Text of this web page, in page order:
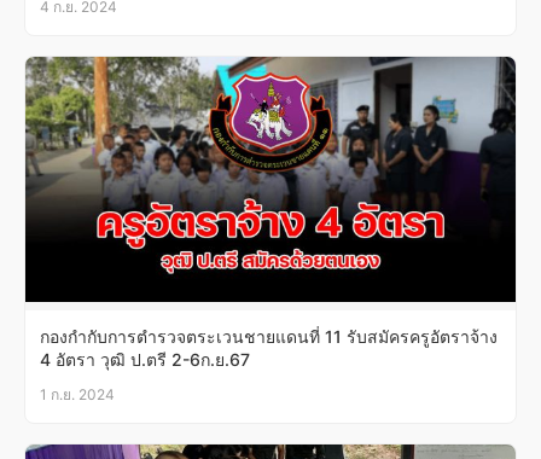
4 ก.ย. 2024
กองกำกับการตำรวจตระเวนชายแดนที่ 11 รับสมัครครูอัตราจ้าง
4 อัตรา วุฒิ ป.ตรี 2-6ก.ย.67
1 ก.ย. 2024